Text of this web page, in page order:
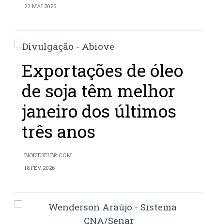
22 MAI 2026
Exportações de óleo
de soja têm melhor
janeiro dos últimos
três anos
BIODIESELBR.COM
18 FEV 2026